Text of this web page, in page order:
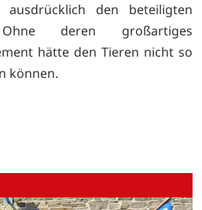
den beteiligten
Ohne deren großartiges
hätte den Tieren nicht so
können.